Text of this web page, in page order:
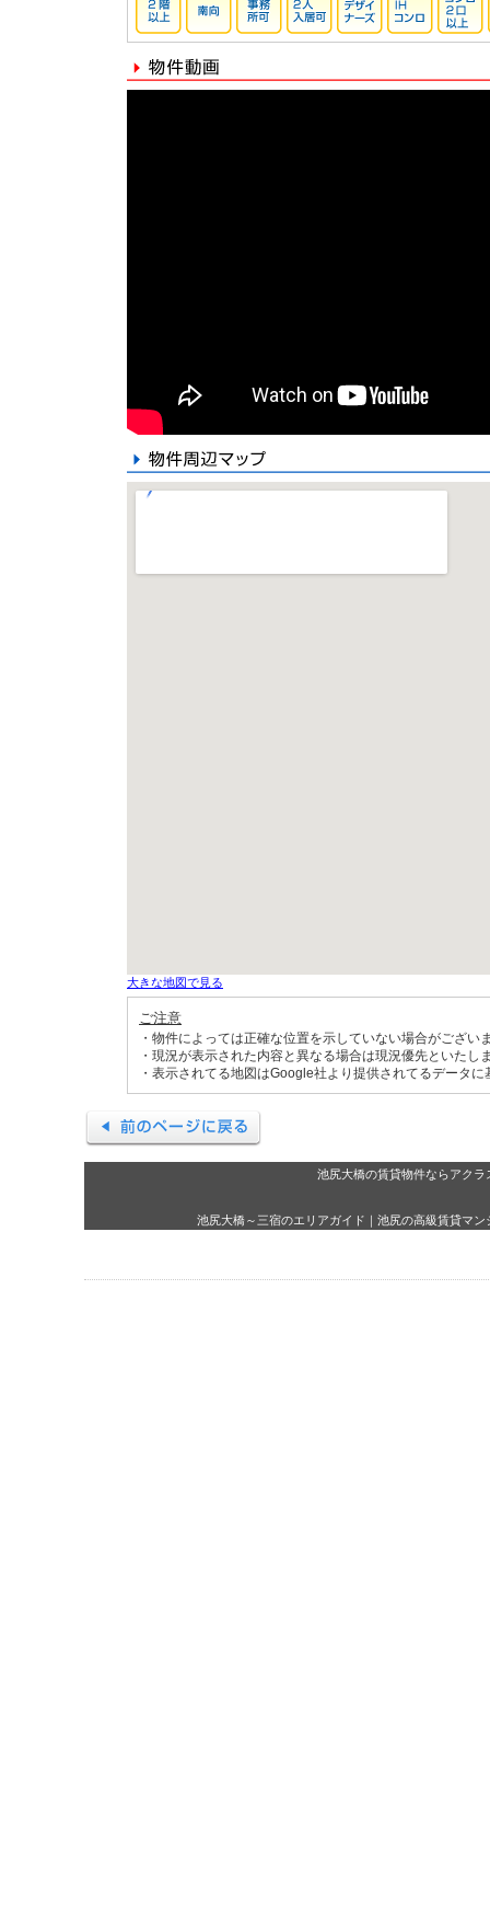
大きな地図で見る
ご注意
・物件によっては正確な位置を示していない場合がござい
・現況が表示された内容と異なる場合は現況優先といたし
・表示されてる地図はGoogle社より提供されてるデータ
池尻大橋の賃貸物件ならアクラ
池尻大橋～三宿のエリアガイド ｜ 池尻の高級賃貸マン